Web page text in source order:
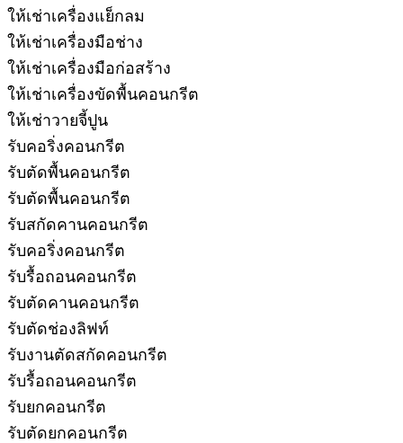
ให้เช่าเครื่องแย็กลม
ให้เช่าเครื่องมือช่าง
ให้เช่าเครื่องมือก่อสร้าง
ให้เช่าเครื่องขัดพื้นคอนกรีต
ให้เช่าวายจี้ปูน
รับคอริ่งคอนกรีต
รับตัดพื้นคอนกรีต
รับตัดพื้นคอนกรีต
รับสกัดคานคอนกรีต
รับคอริ่งคอนกรีต
รับรื้อถอนคอนกรีต
รับตัดคานคอนกรีต
รับตัดช่องลิฟท์
รับงานตัดสกัดคอนกรีต
รับรื้อถอนคอนกรีต
รับยกคอนกรีต
รับตัดยกคอนกรีต